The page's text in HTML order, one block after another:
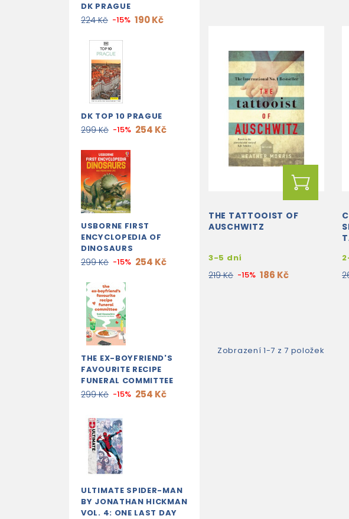
DK PRAGUE
224 Kč -15% 190 Kč
DK TOP 10 PRAGUE
299 Kč -15% 254 Kč
USBORNE FIRST
ENCYCLOPEDIA OF
DINOSAURS
299 Kč -15% 254 Kč
THE EX-BOYFRIEND'S
FAVOURITE RECIPE
FUNERAL COMMITTEE
299 Kč -15% 254 Kč
ULTIMATE SPIDER-MAN
BY JONATHAN HICKMAN
VOL. 4: ONE LAST DAY
THE TATTOOIST OF
AUSCHWITZ
3-5 dní
219 Kč -15% 186 Kč
Zobrazení 1-7 z 7 položek